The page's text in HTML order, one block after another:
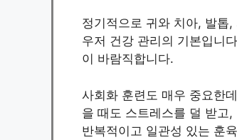
정기적으로 귀와 치아, 발톱
우저 건강 관리의 기본입니
이 바람직합니다.
사회화 훈련도 매우 중요한
을 때도 스트레스를 덜 받고
반복적이고 일관성 있는 훈